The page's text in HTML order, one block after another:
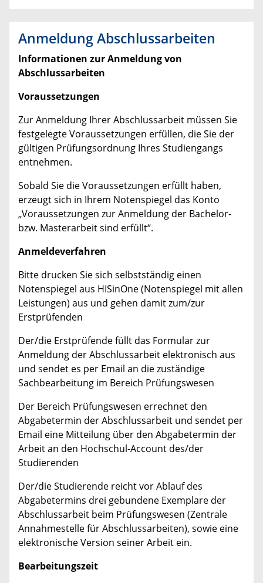
Anmeldung Abschlussarbeiten
Informationen zur Anmeldung von
Abschlussarbeiten
Voraussetzungen
Zur Anmeldung Ihrer Abschlussarbeit müssen Sie
festgelegte Voraussetzungen erfüllen, die Sie der
gültigen Prüfungsordnung Ihres Studiengangs
entnehmen.
Sobald Sie die Voraussetzungen erfüllt haben,
erzeugt sich in Ihrem Notenspiegel das Konto
„Voraussetzungen zur Anmeldung der Bachelor-
bzw. Masterarbeit sind erfüllt“.
Anmeldeverfahren
Bitte drucken Sie sich selbstständig einen
Notenspiegel aus HISinOne (Notenspiegel mit allen
Leistungen) aus und gehen damit zum/zur
Erstprüfenden
Der/die Erstprüfende füllt das Formular zur
Anmeldung der Abschlussarbeit elektronisch aus
und sendet es per Email an die zuständige
Sachbearbeitung im Bereich Prüfungswesen
Der Bereich Prüfungswesen errechnet den
Abgabetermin der Abschlussarbeit und sendet per
Email eine Mitteilung über den Abgabetermin der
Arbeit an den Hochschul-Account des/der
Studierenden
Der/die Studierende reicht vor Ablauf des
Abgabetermins drei gebundene Exemplare der
Abschlussarbeit beim Prüfungswesen (Zentrale
Annahmestelle für Abschlussarbeiten), sowie eine
elektronische Version seiner Arbeit ein.
Bearbeitungszeit